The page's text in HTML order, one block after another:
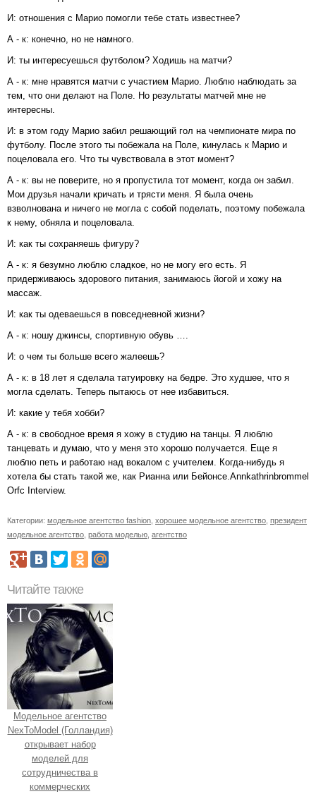
И: отношения с Марио помогли тебе стать известнее?
А - к: конечно, но не намного.
И: ты интересуешься футболом? Ходишь на матчи?
А - к: мне нравятся матчи с участием Марио. Люблю наблюдать за
тем, что они делают на Поле. Но результаты матчей мне не
интересны.
И: в этом году Марио забил решающий гол на чемпионате мира по
футболу. После этого ты побежала на Поле, кинулась к Марио и
поцеловала его. Что ты чувствовала в этот момент?
А - к: вы не поверите, но я пропустила тот момент, когда он забил.
Мои друзья начали кричать и трясти меня. Я была очень
взволнована и ничего не могла с собой поделать, поэтому побежала
к нему, обняла и поцеловала.
И: как ты сохраняешь фигуру?
А - к: я безумно люблю сладкое, но не могу его есть. Я
придерживаюсь здорового питания, занимаюсь йогой и хожу на
массаж.
И: как ты одеваешься в повседневной жизни?
А - к: ношу джинсы, спортивную обувь ….
И: о чем ты больше всего жалеешь?
А - к: в 18 лет я сделала татуировку на бедре. Это худшее, что я
могла сделать. Теперь пытаюсь от нее избавиться.
И: какие у тебя хобби?
А - к: в свободное время я хожу в студию на танцы. Я люблю
танцевать и думаю, что у меня это хорошо получается. Еще я
люблю петь и работаю над вокалом с учителем. Когда-нибудь я
хотела бы стать такой же, как Рианна или Бейонсе.Annkathrinbrommel
Orfc Interview.
Категории: модельное агентство fashion хорошее модельное агентство президент
модельное агентство работа моделью агентство
Читайте также
Модельное агентство
NexToModel (Голландия)
открывает набор
моделей для
сотрудничества в
коммерческих